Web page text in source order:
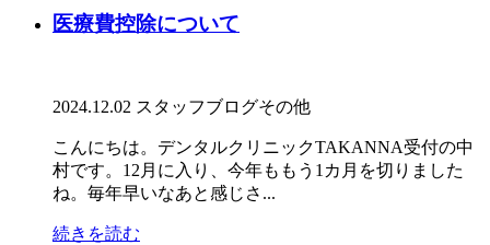
医療費控除について
2024.12.02 スタッフブログその他
こんにちは。デンタルクリニックTAKANNA受付の中
村です。12月に入り、今年ももう1カ月を切りました
ね。毎年早いなあと感じさ...
続きを読む